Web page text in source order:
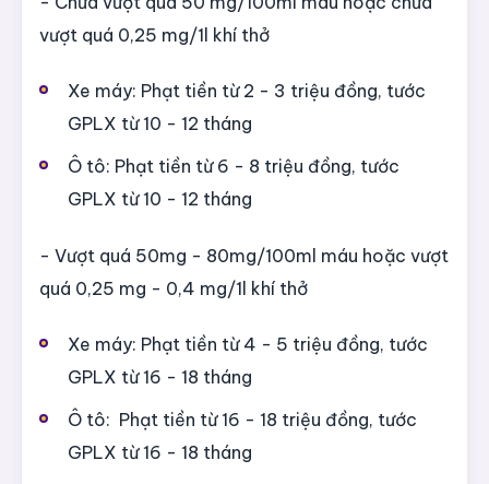
vượt quá 0,25 mg/1l khí thở
Xe máy: Phạt tiền từ 2 - 3 triệu đồng, tước
GPLX từ 10 - 12 tháng
Ô tô: Phạt tiền từ 6 - 8 triệu đồng, tước
GPLX từ 10 - 12 tháng
- Vượt quá 50mg - 80mg/100ml máu hoặc vượt
quá 0,25 mg - 0,4 mg/1l khí thở
Xe máy: Phạt tiền từ 4 - 5 triệu đồng, tước
GPLX từ 16 - 18 tháng
Ô tô: Phạt tiền từ 16 - 18 triệu đồng, tước
GPLX từ 16 - 18 tháng